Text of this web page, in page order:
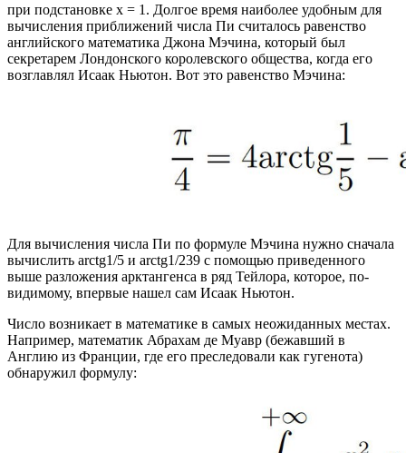
при подстановке x = 1. Долгое время наиболее удобным для
вычисления приближений числа Пи считалось равенство
английского математика Джона Мэчина, который был
секретарем Лондонского королевского общества, когда его
возглавлял Исаак Ньютон. Вот это равенство Мэчина:
Для вычисления числа Пи по формуле Мэчина нужно сначала
вычислить arctg1/5 и arctg1/239 с помощью приведенного
выше разложения арктангенса в ряд Тейлора, которое, по-
видимому, впервые нашел сам Исаак Ньютон.
Число возникает в математике в самых неожиданных местах.
Например, математик Абрахам де Муавр (бежавший в
Англию из Франции, где его преследовали как гугенота)
обнаружил формулу: